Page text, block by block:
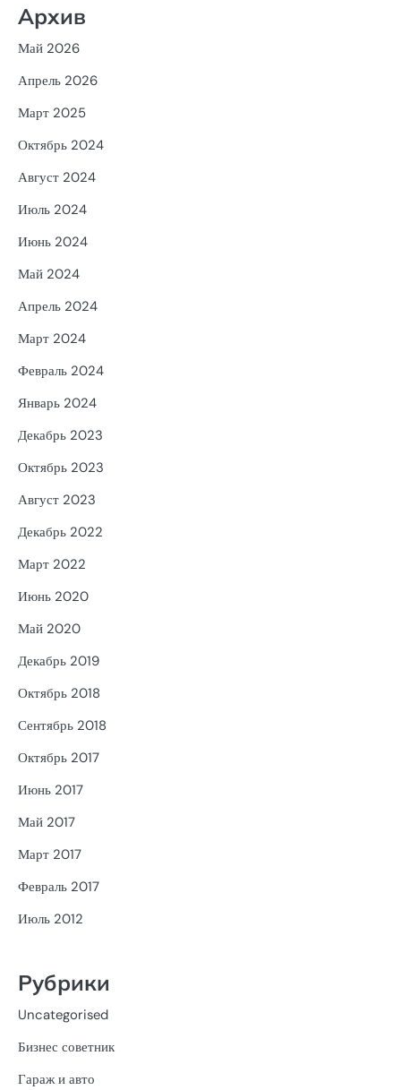
Архив
Май 2026
Апрель 2026
Март 2025
Октябрь 2024
Август 2024
Июль 2024
Июнь 2024
Май 2024
Апрель 2024
Март 2024
Февраль 2024
Январь 2024
Декабрь 2023
Октябрь 2023
Август 2023
Декабрь 2022
Март 2022
Июнь 2020
Май 2020
Декабрь 2019
Октябрь 2018
Сентябрь 2018
Октябрь 2017
Июнь 2017
Май 2017
Март 2017
Февраль 2017
Июль 2012
Рубрики
Uncategorised
Бизнес советник
Гараж и авто